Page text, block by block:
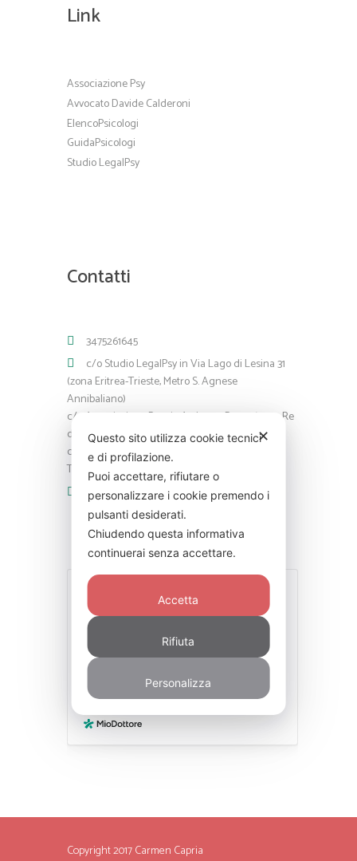
Link
Associazione Psy
Avvocato Davide Calderoni
ElencoPsicologi
GuidaPsicologi
Studio LegalPsy
Contatti
3475261645
c/o Studio LegalPsy in Via Lago di Lesina 31
(zona Eritrea-Trieste, Metro S. Agnese
Annibaliano)
c/o Associazione Psy via Ardea 27 Roma (zona Re
di Roma)
c/o Studio Medico Via Gioberti, 54 Roma (zona
Termini)
info@carmencapria.com
Copyright 2017 Carmen Capria
✕
Questo sito utilizza cookie tecnici
e di profilazione.
Puoi accettare, rifiutare o
personalizzare i cookie premendo i
pulsanti desiderati.
Chiudendo questa informativa
continuerai senza accettare.
Accetta
Rifiuta
Personalizza